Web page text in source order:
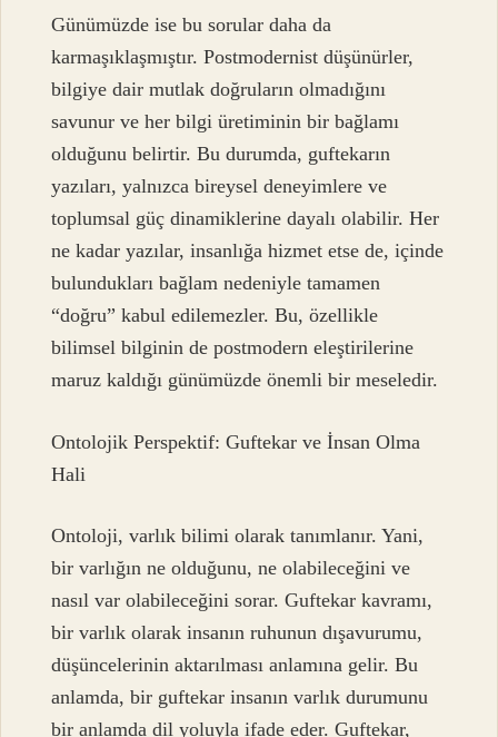
Günümüzde ise bu sorular daha da
karmaşıklaşmıştır. Postmodernist düşünürler,
bilgiye dair mutlak doğruların olmadığını
savunur ve her bilgi üretiminin bir bağlamı
olduğunu belirtir. Bu durumda, guftekarın
yazıları, yalnızca bireysel deneyimlere ve
toplumsal güç dinamiklerine dayalı olabilir. Her
ne kadar yazılar, insanlığa hizmet etse de, içinde
bulundukları bağlam nedeniyle tamamen
“doğru” kabul edilemezler. Bu, özellikle
bilimsel bilginin de postmodern eleştirilerine
maruz kaldığı günümüzde önemli bir meseledir.
Ontolojik Perspektif: Guftekar ve İnsan Olma
Hali
Ontoloji, varlık bilimi olarak tanımlanır. Yani,
bir varlığın ne olduğunu, ne olabileceğini ve
nasıl var olabileceğini sorar. Guftekar kavramı,
bir varlık olarak insanın ruhunun dışavurumu,
düşüncelerinin aktarılması anlamına gelir. Bu
anlamda, bir guftekar insanın varlık durumunu
bir anlamda dil yoluyla ifade eder. Guftekar,